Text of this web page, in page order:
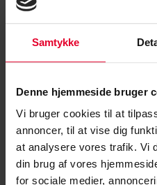
Samtykke
Denne hjemmeside bruger
Vi bruger cookies til at
annoncer, til at vise dig
at analysere vores trafik. Vi
din brug af vores
for sociale medier,
Relaterede nyheder